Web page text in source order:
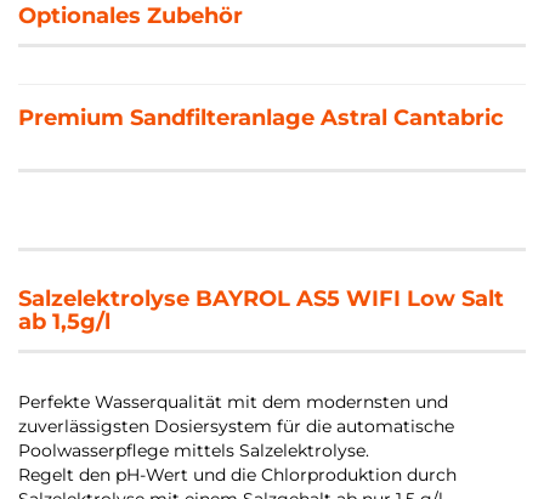
Optionales Zubehör
Premium Sandfilteranlage Astral Cantabric
Salzelektrolyse BAYROL AS5 WIFI Low Salt
ab 1,5g/l
Perfekte Wasserqualität mit dem modernsten und
zuverlässigsten Dosiersystem für die automatische
Poolwasserpflege mittels Salzelektrolyse.
Regelt den pH-Wert und die Chlorproduktion durch